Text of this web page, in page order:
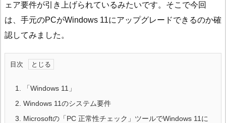
ェア要件が引き上げられているみたいです。そこで今回
は、手元のPCがWindows 11にアップグレードできるのか確
認してみました。
目次
1.
「Windows 11」
2. Windows 11のシステム要件
3.
Microsoftの「PC 正常性チェック」ツールでWindows 11に